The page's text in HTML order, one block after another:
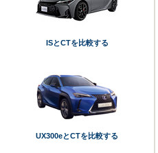
ISとCTを比較する
UX300eとCTを比較する